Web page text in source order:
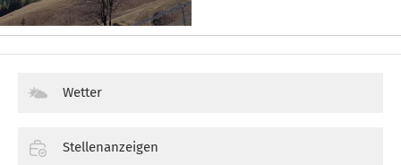
Wetter
Stellenanzeigen